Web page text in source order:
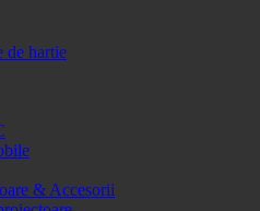
de hartie
& Accesorii